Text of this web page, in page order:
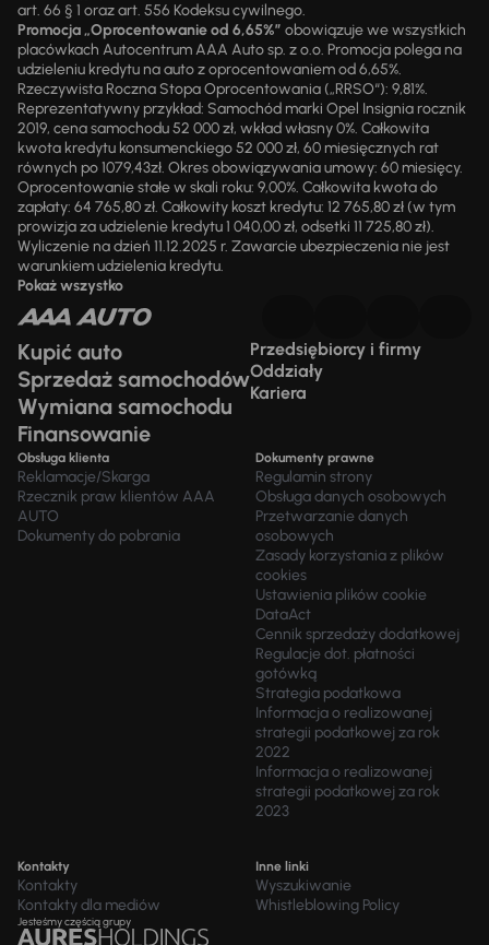
art. 66 § 1 oraz art. 556 Kodeksu cywilnego.
Promocja „Oprocentowanie od 6,65%” obowiązuje we wszystkich
placówkach Autocentrum AAA Auto sp. z o.o. Promocja polega na
udzieleniu kredytu na auto z oprocentowaniem od 6,65%.
Rzeczywista Roczna Stopa Oprocentowania („RRSO“): 9,81%.
Reprezentatywny przykład: Samochód marki Opel Insignia rocznik
2019, cena samochodu 52 000 zł, wkład własny 0%. Całkowita
kwota kredytu konsumenckiego 52 000 zł, 60 miesięcznych rat
równych po 1079,43zł. Okres obowiązywania umowy: 60 miesięcy.
Oprocentowanie stałe w skali roku: 9,00%. Całkowita kwota do
zapłaty: 64 765,80 zł. Całkowity koszt kredytu: 12 765,80 zł (w tym
prowizja za udzielenie kredytu 1 040,00 zł, odsetki 11 725,80 zł).
Wyliczenie na dzień 11.12.2025 r. Zawarcie ubezpieczenia nie jest
warunkiem udzielenia kredytu.
Pokaż wszystko
Kupić auto
Sprzedaż samochodów
Wymiana samochodu
Finansowanie
Przedsiębiorcy i firmy
Oddziały
Kariera
Obsługa klienta
Reklamacje/Skarga
Rzecznik praw klientów AAA
AUTO
Dokumenty do pobrania
Dokumenty prawne
Regulamin strony
Obsługa danych osobowych
Przetwarzanie danych
osobowych
Zasady korzystania z plików
cookies
Ustawienia plików cookie
DataAct
Cennik sprzedaży dodatkowej
Regulacje dot. płatności
gotówką
Strategia podatkowa
Informacja o realizowanej
strategii podatkowej za rok
2022
Informacja o realizowanej
strategii podatkowej za rok
2023
Kontakty
Kontakty
Kontakty dla mediów
Inne linki
Wyszukiwanie
Whistleblowing Policy
Jesteśmy częścią grupy